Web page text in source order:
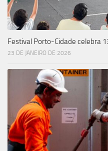
Festival Porto-Cidade celebra
23 DE JANEIRO DE 2026